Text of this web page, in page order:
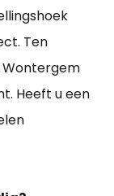
Ten
Heeft u een